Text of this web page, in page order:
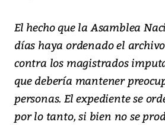
El hecho que la Asamblea
días haya ordenado el
contra los magistrados
que debería mantener
personas. El expediente se
por lo tanto, si bien no se